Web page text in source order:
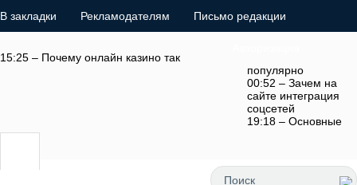
В закладки Рекламодателям Письмо редакции
15:25 – Почему онлайн казино так
популярно
00:52 – Зачем на
сайте интеграция
соцсетей
19:18 – Основные